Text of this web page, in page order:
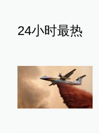
24小时最热